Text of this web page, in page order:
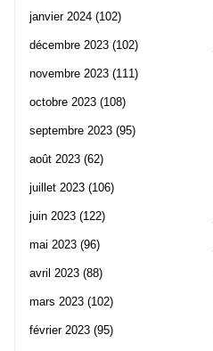
janvier 2024 (102)
décembre 2023 (102)
novembre 2023 (111)
octobre 2023 (108)
septembre 2023 (95)
août 2023 (62)
juillet 2023 (106)
juin 2023 (122)
mai 2023 (96)
avril 2023 (88)
mars 2023 (102)
février 2023 (95)